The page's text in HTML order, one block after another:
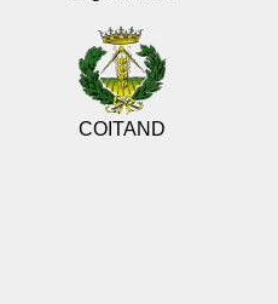
COITAND